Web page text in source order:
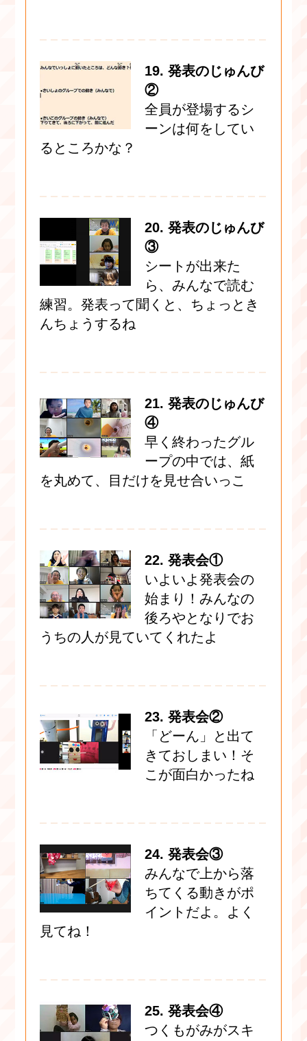
19. 発表のじゅんび
②
全員が登場するシ
ーンは何をしてい
るところかな？
20. 発表のじゅんび
③
シートが出来た
ら、みんなで読む
練習。発表って聞くと、ちょっとき
んちょうするね
21. 発表のじゅんび
④
早く終わったグル
ープの中では、紙
を丸めて、目だけを見せ合いっこ
22. 発表会①
いよいよ発表会の
始まり！みんなの
後ろやとなりでお
うちの人が見ていてくれたよ
23. 発表会②
「どーん」と出て
きておしまい！そ
こが面白かったね
24. 発表会③
みんなで上から落
ちてくる動きがポ
イントだよ。よく
見てね！
25. 発表会④
つくもがみがスキ